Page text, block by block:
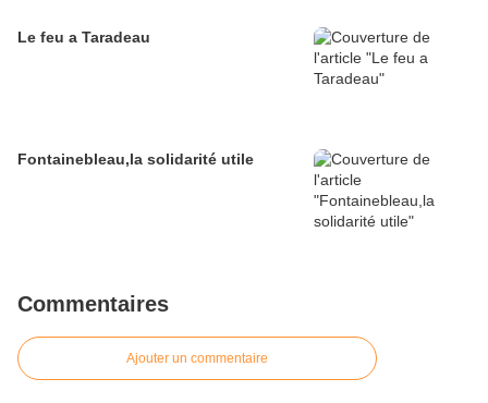
Le feu a Taradeau
Fontainebleau,la solidarité utile
Commentaires
Ajouter un commentaire